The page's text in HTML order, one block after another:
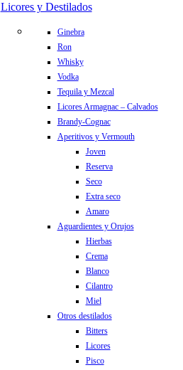
Licores y Destilados
Ginebra
Ron
Whisky
Vodka
Tequila y Mezcal
Licores Armagnac – Calvados
Brandy-Cognac
Aperitivos y Vermouth
Joven
Reserva
Seco
Extra seco
Amaro
Aguardientes y Orujos
Hierbas
Crema
Blanco
Cilantro
Miel
Otros destilados
Bitters
Licores
Pisco